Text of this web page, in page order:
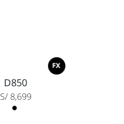
D850
S/ 8,699